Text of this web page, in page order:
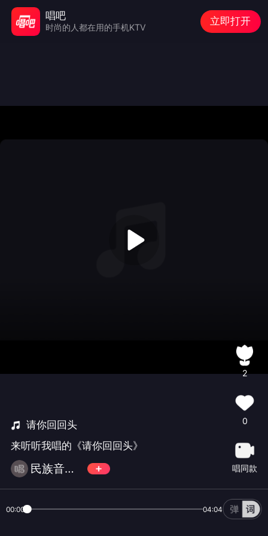
请你回回头
来听听我唱的《请你回回头》
民族音乐EeNig4
2
0
唱同款
00:00 04:04
唱吧
时尚的人都在用的手机KTV
立即打开